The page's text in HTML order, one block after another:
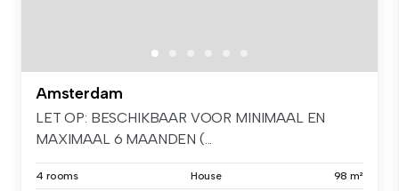
Amsterdam
LET OP: BESCHIKBAAR VOOR MINIMAAL EN
MAXIMAAL 6 MAANDEN (...
4 rooms House 98 m²